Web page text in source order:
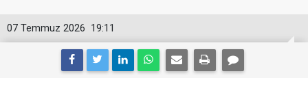
19:11
07 Temmuz 2026